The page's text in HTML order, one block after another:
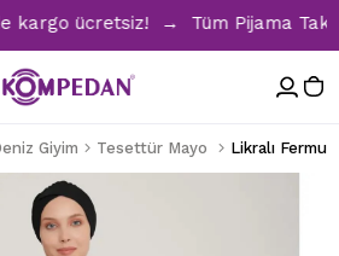
ücretsiz! → Tüm Pijama
Giyim Tesettür Mayo